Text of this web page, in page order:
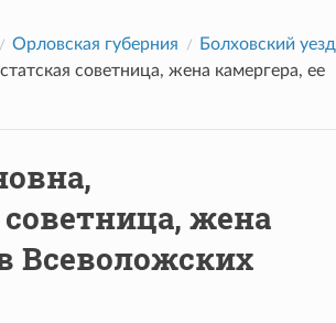
Орловская губерния
Болховский уезд
советница, жена камергера, ее
жена
Всеволожских